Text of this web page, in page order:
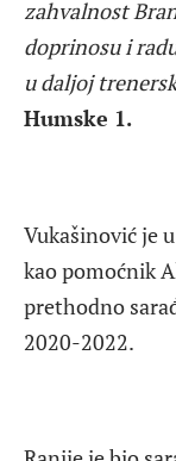
zahvalnost
doprinosu i
u daljoj
Humske 1.
Vukašinović je
kao pomoćnik
prethodno
2020-2022.